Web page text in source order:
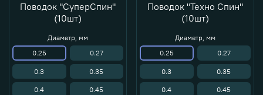
Поводок "СуперСпин"
(10шт)
Диаметр, мм
0.25
0.27
0.3 0.35
0.4 0.45
Поводок "Техно Спин"
(10шт)
Диаметр, мм
0.25
0.27
0.3 0.35
0.4 0.45